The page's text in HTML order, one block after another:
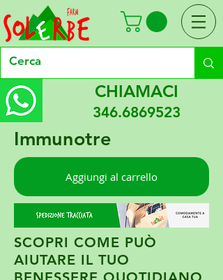
CHIAMACI
346.6869523
Immunotre
Aggiungi al carrello
SCOPRI COME PUÒ
AIUTARE IL TUO